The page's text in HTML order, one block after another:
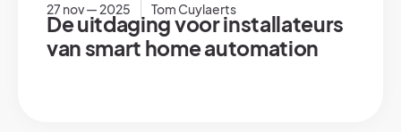
27 nov — 2025 Tom Cuylaerts
De uitdaging voor installateurs
van smart home automation